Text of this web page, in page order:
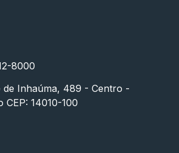
8000
de Inhaúma, 489 - Centro -
CEP: 14010-100